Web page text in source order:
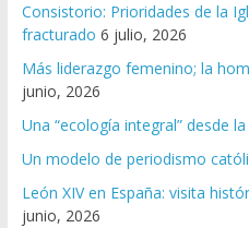
Consistorio: Prioridades de la
fracturado 6 julio, 2026
Más liderazgo femenino; la
junio, 2026
Una “ecología integral” desde
Un modelo de periodismo
León XIV en España: visita
junio, 2026